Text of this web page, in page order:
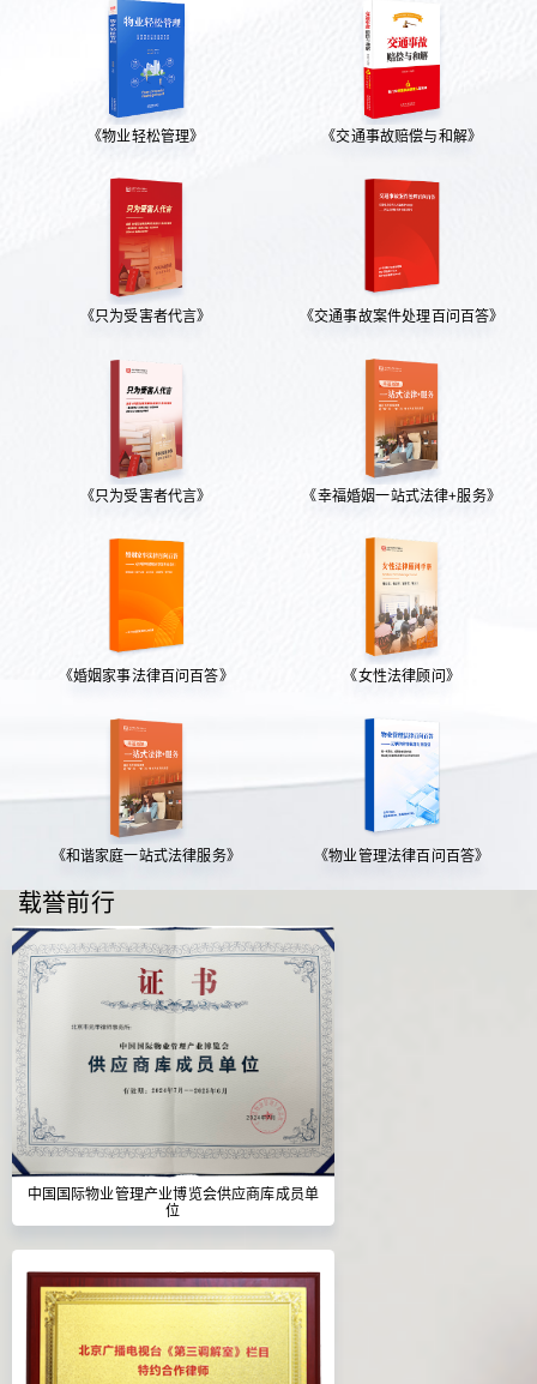
《物业轻松管理》 《交通事故赔偿与和解》
《只为受害者代言》 《交通事故案件处理百问百答》
《只为受害者代言》 《幸福婚姻一站式法律+服务》
《婚姻家事法律百问百答》 《女性法律顾问》
《和谐家庭一站式法律服务》 《物业管理法律百问百答》
载誉前行
中国国际物业管理产业博览会供应商库成员单
位